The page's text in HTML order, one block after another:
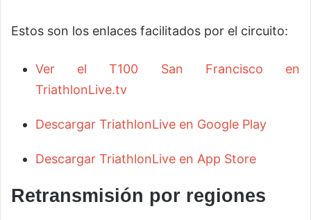
Estos son los enlaces facilitados por el circuito:
Ver el T100 San Francisco en
TriathlonLive.tv
Descargar TriathlonLive en Google Play
Descargar TriathlonLive en App Store
Retransmisión por regiones